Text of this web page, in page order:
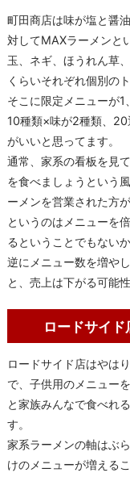
町田商店は味が塩と醤
対してMAXラーメンと
玉、ネギ、ほうれん草
くらいそれぞれ個別の
そこに限定メニューが1
10種類×味が2種類、
がいいと思ってます。
通常、家系の看板を見
を食べましょうという
ーメンを営業された方
というのはメニューを
るということでもないか
逆にメニュー数を増や
と、売上は下がる可能
ロードサイ
ロードサイド店はやは
で、子供用のメニュー
と家族みんなで食べれ
す。
家系ラーメンの軸はぶ
けのメニューが増える